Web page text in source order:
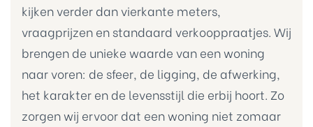
kijken verder dan vierkante meters,
vraagprijzen en standaard verkooppraatjes. Wij
brengen de unieke waarde van een woning
naar voren: de sfeer, de ligging, de afwerking,
het karakter en de levensstijl die erbij hoort. Zo
zorgen wij ervoor dat een woning niet zomaar